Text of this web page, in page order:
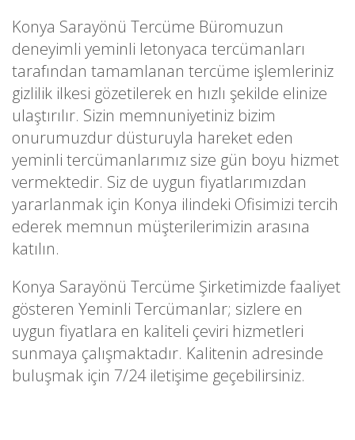
Konya Sarayönü Tercüme Büromuzun
deneyimli yeminli letonyaca tercümanları
tarafından tamamlanan tercüme işlemleriniz
gizlilik ilkesi gözetilerek en hızlı şekilde elinize
ulaştırılır. Sizin memnuniyetiniz bizim
onurumuzdur düsturuyla hareket eden
yeminli tercümanlarımız size gün boyu hizmet
vermektedir. Siz de uygun fiyatlarımızdan
yararlanmak için Konya ilindeki Ofisimizi tercih
ederek memnun müşterilerimizin arasına
katılın.
Konya Sarayönü Tercüme Şirketimizde faaliyet
gösteren Yeminli Tercümanlar; sizlere en
uygun fiyatlara en kaliteli çeviri hizmetleri
sunmaya çalışmaktadır. Kalitenin adresinde
buluşmak için 7/24 iletişime geçebilirsiniz.